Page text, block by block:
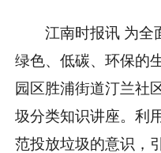
江南时报讯 为全
绿色、低碳、环保的
园区胜浦街道汀兰社
圾分类知识讲座。利
范投放垃圾的意识，